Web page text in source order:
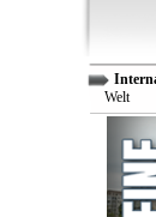
Welt